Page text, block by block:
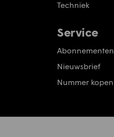
Techniek
Service
Abonnementen
Nieuwsbrief
Nummer kopen